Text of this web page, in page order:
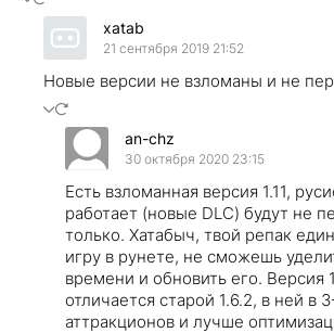
xatab
21 сентября 2019 21:52
Новые версии не взломаны и не
an-chz
30 октября 2020 23:15
Есть взломанная версия 1.11,
работает (новые DLC) будут не
только. Хатабыч, твой репак
игру в рунете, не сможешь
времени и обновить его. Версия
отличается старой 1.6.2, в ней в
аттракционов и лучше